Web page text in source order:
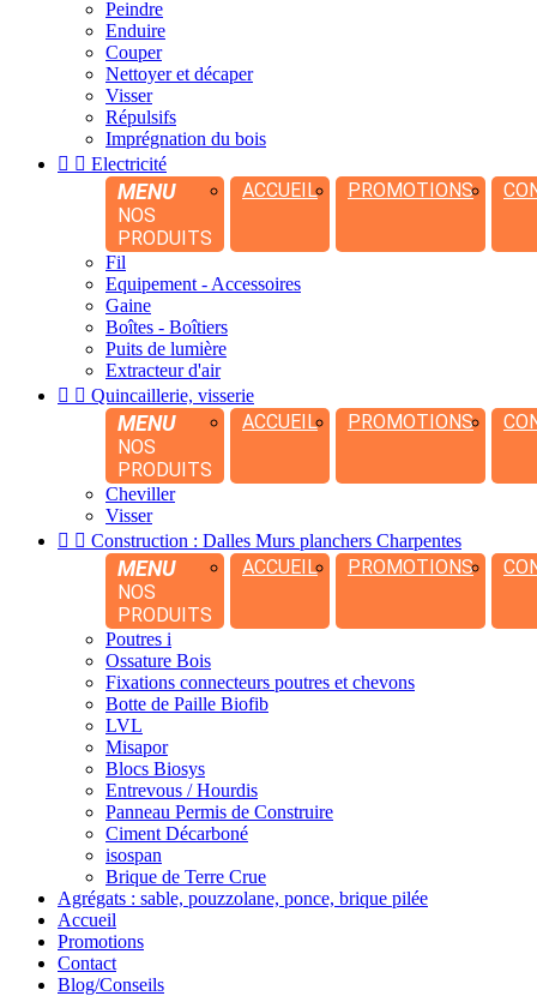
Peindre
Enduire
Couper
Nettoyer et décaper
Visser
Répulsifs
Imprégnation du bois
  Electricité
MENU
NOS
PRODUITS
ACCUEIL PROMOTIONS
Fil
Equipement - Accessoires
Gaine
Boîtes - Boîtiers
Puits de lumière
Extracteur d'air
  Quincaillerie, visserie
MENU
NOS
PRODUITS
ACCUEIL PROMOTIONS
Cheviller
Visser
  Construction : Dalles Murs planchers Charpentes
MENU
NOS
PRODUITS
ACCUEIL PROMOTIONS
Poutres i
Ossature Bois
Fixations connecteurs poutres et chevons
Botte de Paille Biofib
LVL
Misapor
Blocs Biosys
Entrevous / Hourdis
Panneau Permis de Construire
Ciment Décarboné
isospan
Brique de Terre Crue
Agrégats : sable, pouzzolane, ponce, brique pilée
Accueil
Promotions
Contact
Blog/Conseils